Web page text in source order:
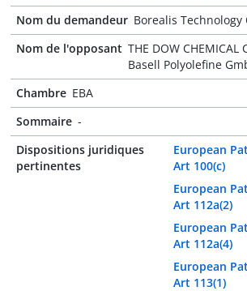
Nom du demandeur Borealis Technology
Nom de l'opposant THE DOW CHEMICAL
Basell Polyolefine
Chambre EBA
Sommaire -
Dispositions juridiques
pertinentes
European
Art 100(c)
European
Art 112a(2)
European
Art 112a(4)
European
Art 113(1)